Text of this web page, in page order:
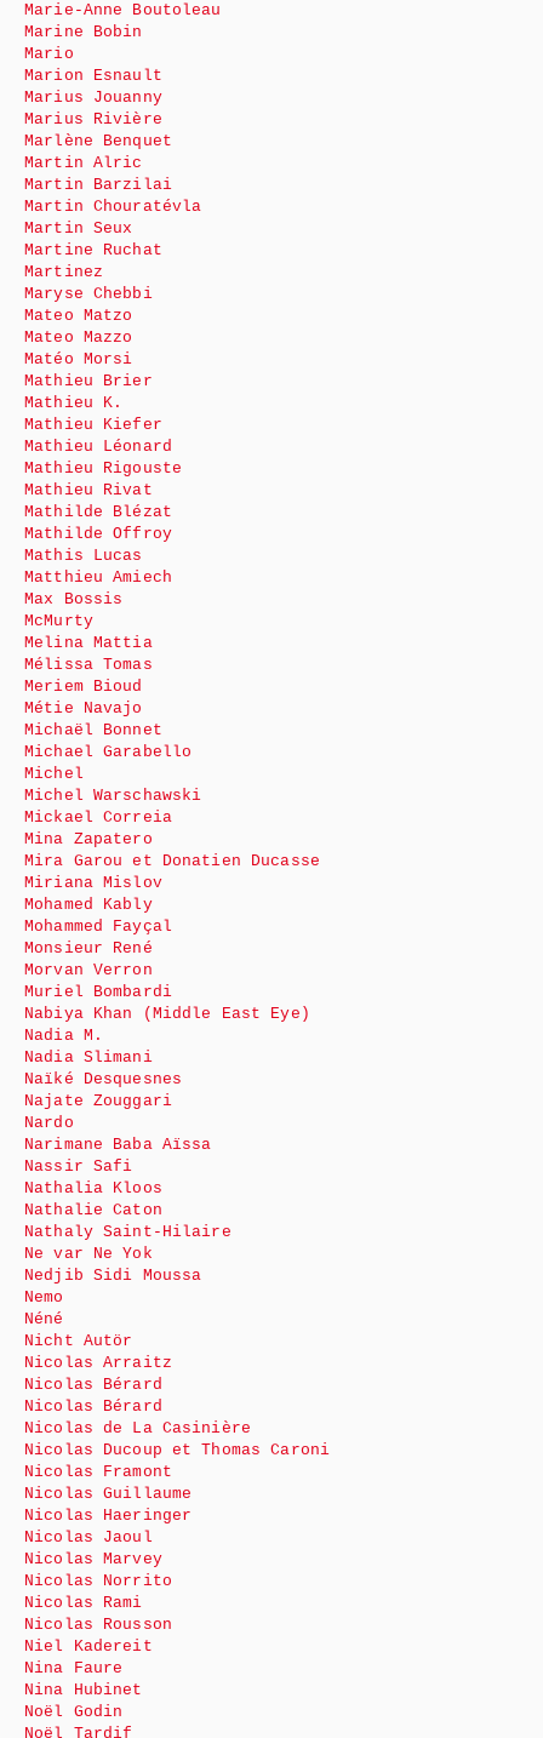
Marie-Anne Boutoleau
Marine Bobin
Mario
Marion Esnault
Marius Jouanny
Marius Rivière
Marlène Benquet
Martin Alric
Martin Barzilai
Martin Chouratévla
Martin Seux
Martine Ruchat
Martinez
Maryse Chebbi
Mateo Matzo
Mateo Mazzo
Matéo Morsi
Mathieu Brier
Mathieu K.
Mathieu Kiefer
Mathieu Léonard
Mathieu Rigouste
Mathieu Rivat
Mathilde Blézat
Mathilde Offroy
Mathis Lucas
Matthieu Amiech
Max Bossis
McMurty
Melina Mattia
Mélissa Tomas
Meriem Bioud
Métie Navajo
Michaël Bonnet
Michael Garabello
Michel
Michel Warschawski
Mickael Correia
Mina Zapatero
Mira Garou et Donatien Ducasse
Miriana Mislov
Mohamed Kably
Mohammed Fayçal
Monsieur René
Morvan Verron
Muriel Bombardi
Nabiya Khan (Middle East Eye)
Nadia M.
Nadia Slimani
Naïké Desquesnes
Najate Zouggari
Nardo
Narimane Baba Aïssa
Nassir Safi
Nathalia Kloos
Nathalie Caton
Nathaly Saint-Hilaire
Ne var Ne Yok
Nedjib Sidi Moussa
Nemo
Néné
Nicht Autör
Nicolas Arraitz
Nicolas Bérard
Nicolas Bérard
Nicolas de La Casinière
Nicolas Ducoup et Thomas Caroni
Nicolas Framont
Nicolas Guillaume
Nicolas Haeringer
Nicolas Jaoul
Nicolas Marvey
Nicolas Norrito
Nicolas Rami
Nicolas Rousson
Niel Kadereit
Nina Faure
Nina Hubinet
Noël Godin
Noël Tardif